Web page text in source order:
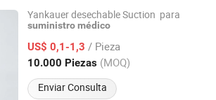
Yankauer desechable Suction para
suministromédico
US$ 0,1-1,3 / Pieza
10.000 Piezas (MOQ)
Enviar Consulta
Technology Co., Ltd.
Desde 2017